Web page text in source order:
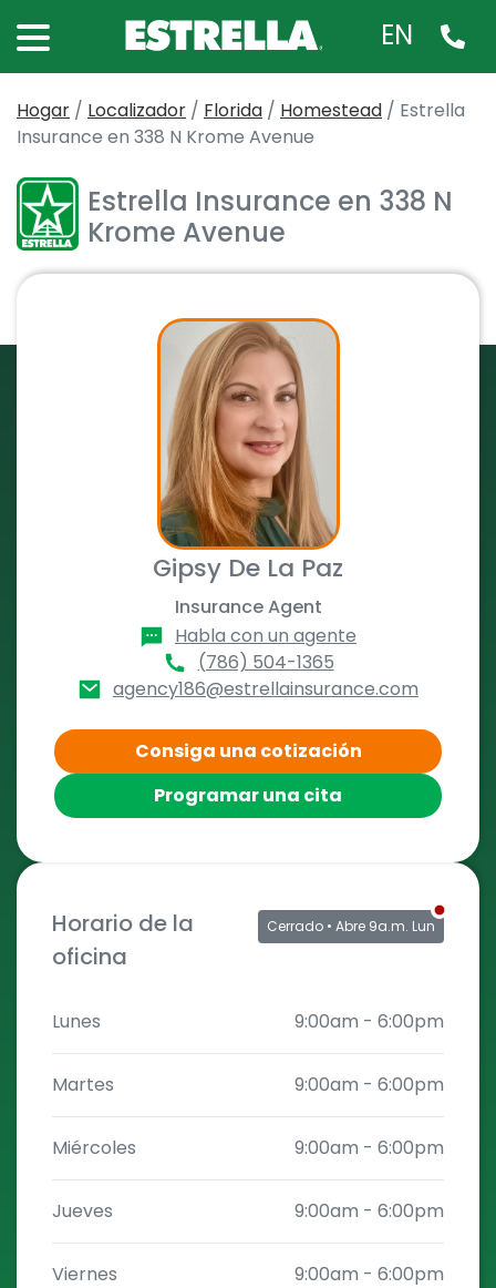
EN
Hogar / Localizador / Florida / Homestead / Estrella
Insurance en 338 N Krome Avenue
Estrella Insurance en 338 N
Krome Avenue
Gipsy De La Paz
Insurance Agent
Habla con un agente
(786) 504-1365
agency186@estrellainsurance.com
Consiga una cotización
Programar una cita
Horario de la
oficina
Cerrado • Abre 9a.m. Lun
Lunes 9:00am - 6:00pm
Martes 9:00am - 6:00pm
Miércoles 9:00am - 6:00pm
Jueves 9:00am - 6:00pm
Viernes 9:00am - 6:00pm